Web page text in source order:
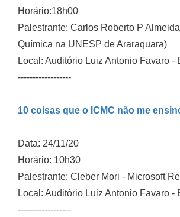
Horário:18h00
Palestrante: Carlos Roberto P
Química na UNESP de Araraquara)
Local: Auditório Luiz Antonio Favaro -
------------------
10 coisas que o ICMC não me
Data: 24/11/20
Horário: 10h30
Palestrante: Cleber Mori - Microsoft
Local: Auditório Luiz Antonio Favaro -
------------------